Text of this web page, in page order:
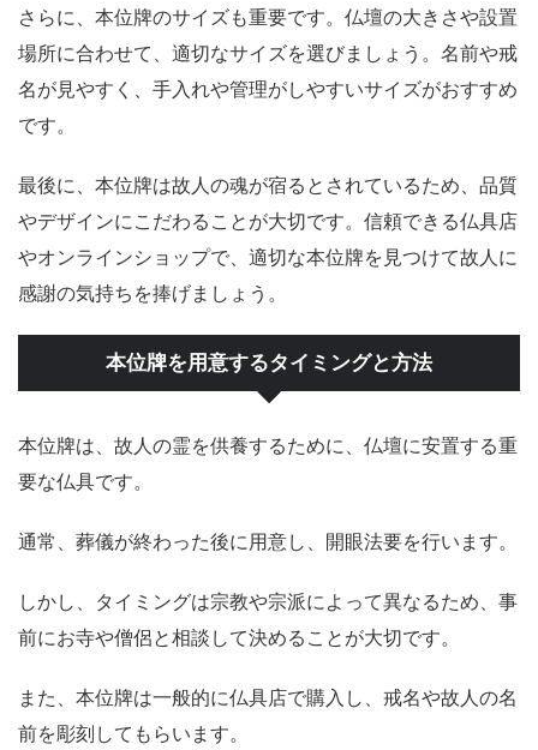
さらに、本位牌のサイズも重要です。仏壇の大きさや設置
場所に合わせて、適切なサイズを選びましょう。名前や戒
名が見やすく、手入れや管理がしやすいサイズがおすすめ
です。
最後に、本位牌は故人の魂が宿るとされているため、品質
やデザインにこだわることが大切です。信頼できる仏具店
やオンラインショップで、適切な本位牌を見つけて故人に
感謝の気持ちを捧げましょう。
本位牌を用意するタイミングと方法
本位牌は、故人の霊を供養するために、仏壇に安置する重
要な仏具です。
通常、葬儀が終わった後に用意し、開眼法要を行います。
しかし、タイミングは宗教や宗派によって異なるため、事
前にお寺や僧侶と相談して決めることが大切です。
また、本位牌は一般的に仏具店で購入し、戒名や故人の名
前を彫刻してもらいます。